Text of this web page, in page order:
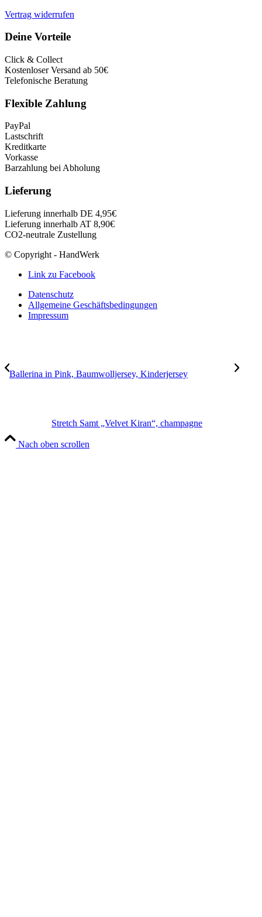
Vertrag widerrufen
Deine Vorteile
Click & Collect
Kostenloser Versand ab 50€
Telefonische Beratung
Flexible Zahlung
PayPal
Lastschrift
Kreditkarte
Vorkasse
Barzahlung bei Abholung
Lieferung
Lieferung innerhalb DE 4,95€
Lieferung innerhalb AT 8,90€
CO2-neutrale Zustellung
© Copyright - HandWerk
Link zu Facebook
Datenschutz
Allgemeine Geschäftsbedingungen
Impressum
Ballerina in Pink, Baumwolljersey, Kinderjersey
Stretch Samt „Velvet Kiran“, champagne
Nach oben scrollen